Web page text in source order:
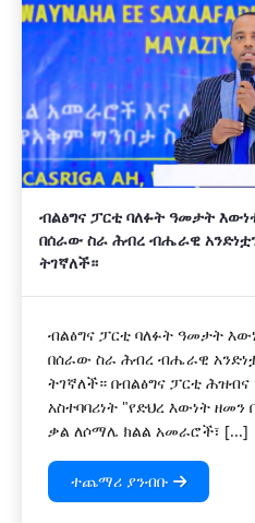
ብልፅግና ፓርቲ ባለፉት ዓመታት
በሰራው ስራ ሕብረ ብሔራዊ አንድነቷን
ትገኛለች።
ብልፅግና ፓርቲ ባለፉት ዓመታት
በሰራው ስራ ሕብረ ብሔራዊ
ትገኛለች። በብልፅግና ፓርቲ ሕዝብና
አስተባባሪነት "የድህረ እውነት
ቃል ለሶማሌ ክልል አመራሮች፣ [...]
ተጨማሪ ያንብቡ